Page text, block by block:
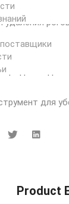
для
для
Product